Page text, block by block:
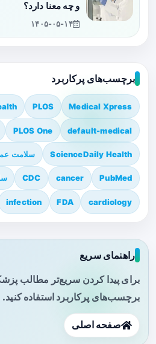
و چه معنا دارد؟
۱۴۰۵-۰۵-۱۴
برچسب‌های پرکاربرد
Medical Xpress
PLOS
default-medical
PLOS One
ScienceDaily Health سلامت
PubMed
cancer
CDC
cardiology
FDA
infection
راهنمای سریع
برای پیدا کردن سریع‌تر مطالب
برچسب‌های پرکاربرد استفاده کنید.
صفحه اصلی